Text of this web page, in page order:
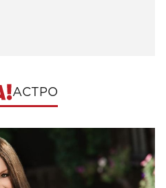
АСТРО